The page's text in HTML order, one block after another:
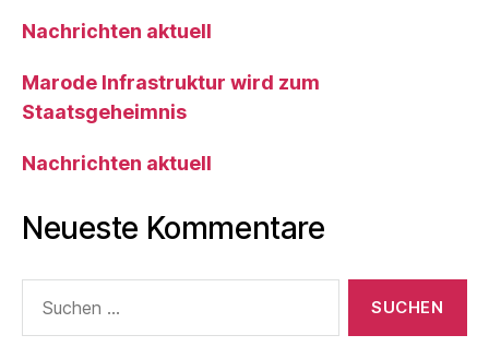
Nachrichten aktuell
Marode Infrastruktur wird zum
Staatsgeheimnis
Nachrichten aktuell
Neueste Kommentare
nach: